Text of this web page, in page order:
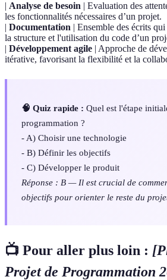
| Analyse de besoin | Evaluation des
les fonctionnalités nécessaires d’un projet.
| Documentation | Ensemble des écrits
la structure et l'utilisation du code d’un
| Développement agile | Approche de
itérative, favorisant la flexibilité et la
🧠 Quiz rapide : Quel est l'étape
programmation ?
- A) Choisir une technologie
- B) Définir les objectifs
- C) Développer le produit
Réponse : B — Il est crucial de
objectifs pour orienter le reste du
📺 Pour aller plus loin :
Projet de Programmation